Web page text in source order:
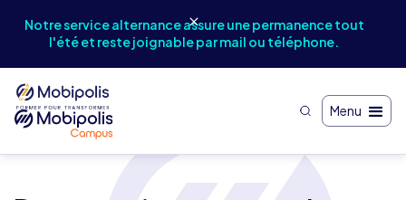
Notre service alternance assure une permanence tout
l'été et reste joignable par mail ou téléphone.
Menu